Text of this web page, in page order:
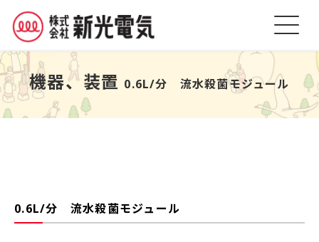
機器、装置 0.6L/分 流水殺菌モジュール
0.6L/分 流水殺菌モジュール